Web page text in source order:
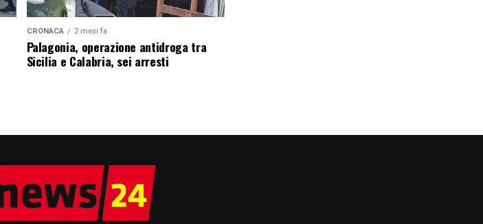
CRONACA 2 mesi fa
Palagonia, operazione antidroga tra
Sicilia e Calabria, sei arresti